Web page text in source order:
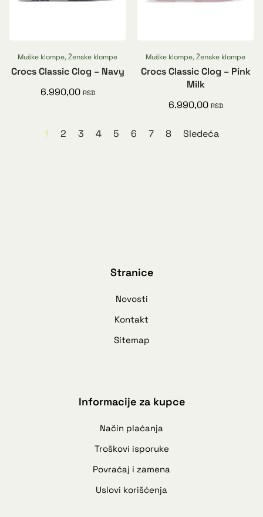
Muške klompe,Ženske klompe
Crocs Classic Clog – Navy
6.990,00 RSD
Muške klompe,Ženske klompe
Crocs Classic Clog – Pink
Milk
6.990,00 RSD
1 2 3 4 5 6 7 8 Sledeća
Stranice
Novosti
Kontakt
Sitemap
Informacije za kupce
Način plaćanja
Troškovi isporuke
Povraćaj i zamena
Uslovi korišćenja